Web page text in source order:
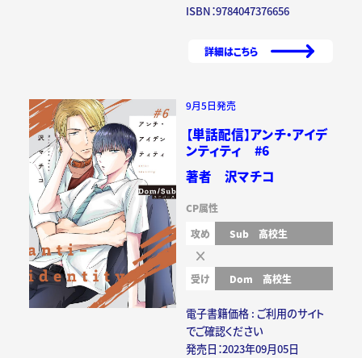
ISBN：9784047376656
詳細はこちら
9月5日発売
【単話配信】アンチ・アイデ
ンティティ #6
著者 沢マチコ
CP属性
攻め
Sub 高校生
受け Dom 高校生
電子書籍価格 : ご利用のサイト
でご確認ください
発売日：2023年09月05日